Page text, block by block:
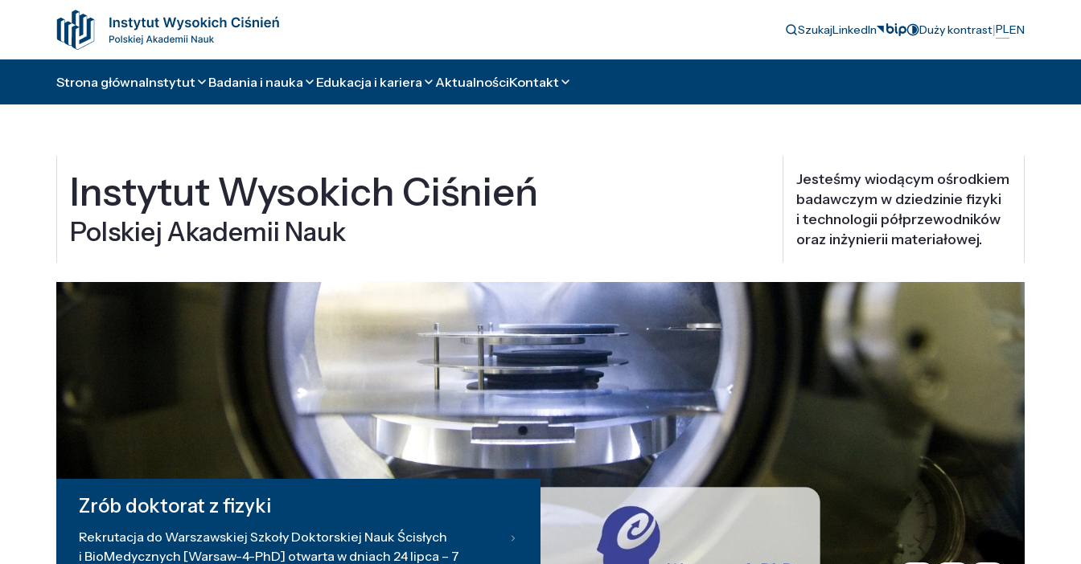
SzukajLinkedIn Duży kontrast|PLEN
Strona głównaInstytut Badania i nauka Edukacja i kariera AktualnościKontakt
Instytut Wysokich Ciśnień
Polskiej Akademii Nauk
Jesteśmy wiodącym ośrodkiem
badawczym w dziedzinie fizyki
i technologii półprzewodników
oraz inżynierii materiałowej.
Zrób doktorat z fizyki
Rekrutacja do Warszawskiej Szkoły Doktorskiej Nauk Ścisłych
i BioMedycznych [Warsaw-4-PhD] otwarta w dniach 24 lipca – 7